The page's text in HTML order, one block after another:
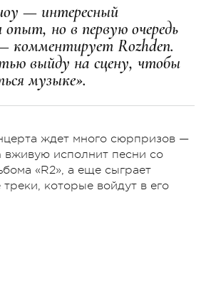
— интересный
опыт, но в первую очередь
Rozhden.
выйду на сцену, чтобы
музыке».
ждет много сюрпризов —
вживую исполнит песни со
«R2», а еще сыграет
которые войдут в его